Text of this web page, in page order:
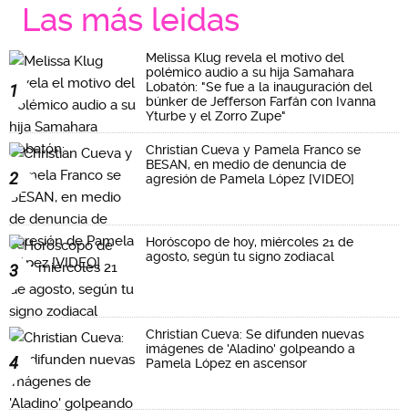
Las más leidas
1
Melissa Klug revela el motivo del
polémico audio a su hija Samahara
Lobatón: "Se fue a la inauguración del
búnker de Jefferson Farfán con Ivanna
Yturbe y el Zorro Zupe"
2
Christian Cueva y Pamela Franco se
BESAN, en medio de denuncia de
agresión de Pamela López [VIDEO]
3
Horóscopo de hoy, miércoles 21 de
agosto, según tu signo zodiacal
4
Christian Cueva: Se difunden nuevas
imágenes de 'Aladino' golpeando a
Pamela López en ascensor